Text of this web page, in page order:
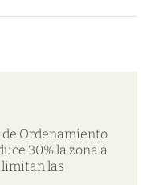
de Ordenamiento
30% la zona a
las